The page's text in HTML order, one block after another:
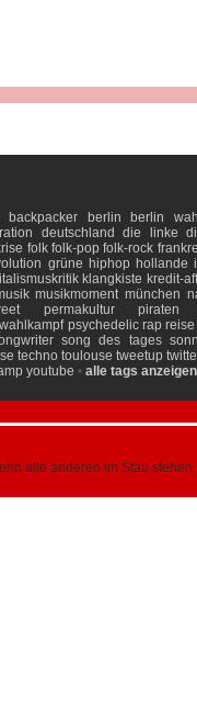
backpacker berlin
berlin
deutschland die linke
folk folk-pop folk-rock
grüne hiphop hollande
klangkiste kredit-
musikmoment münchen
permakultur
piraten
psychedelic rap reise
song des tages
techno toulouse tweetup
youtube • alle tags anzeigen
alle anderen im Stau